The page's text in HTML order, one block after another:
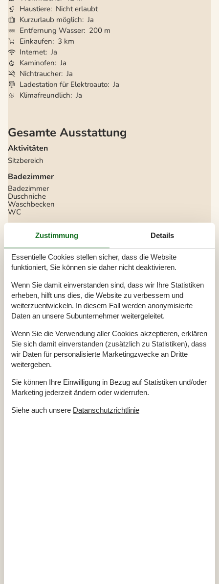
Haustiere Nicht erlaubt
Kurzurlaub möglich Ja
Entfernung Wasser 200 m
Einkaufen
3 km
Internet Ja
Kaminofen Ja
Nichtraucher Ja
Ladestation für Elektroauto Ja
Klimafreundlich Ja
Gesamte Ausstattung
Aktivitäten
Sitzbereich
Badezimmer
Badezimmer
Duschniche
Waschbecken
WC
Anzahl Badezimmer 1
Anzahl Schlafzimmer 2
Baujahr 2001
Energiehaus
Geschlossene Terrasse
Internet
Ladegerät für Elektroauto Typ 2 - IEC 62196-2
Luft/Luft Wärmepumpe
Nationales Fernsehen
Nichtraucher
Überdachte Terrasse
Draußen
Bademöglichkeiten (Sandstrand)
Gartengrill
Terrasse 2
Überdachte Terrasse
Internetzugang
Zustimmung Details
Essentielle Cookies stellen sicher, dass die Website
funktioniert, Sie können sie daher nicht deaktivieren.
Wenn Sie damit einverstanden sind, dass wir Ihre Statistiken
erheben, hilft uns dies, die Website zu verbessern und
weiterzuentwickeln. In diesem Fall werden anonymisierte
Daten an unsere Subunternehmer weitergeleitet.
Wenn Sie die Verwendung aller Cookies akzeptieren, erklären
Sie sich damit einverstanden (zusätzlich zu Statistiken), dass
wir Daten für personalisierte Marketingzwecke an Dritte
weitergeben.
Sie können Ihre Einwilligung in Bezug auf Statistiken und/oder
Marketing jederzeit ändern oder widerrufen.
Siehe auch unsere Datanschutzrichtlinie